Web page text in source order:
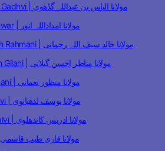
Maulana Ilyas Abdullah Gadhvi | مولانا الیاس بن عبداللہ گڈھوی
Maulana Imdadullah Anwar | مولانا امداداللہ انور
Maulana Khalid Saifullah Rahmani | مولانا خالد سیف اللہ رحمانی
Maulana Manazir Ahsan Gilani | مولانا مناظر احسن گیلانی
Maulana Manzoor Nomani | مولانا منظور نعمانی
Maulana Yusuf Ludhianvi | مولانا یوسف لدھیانوی
Maulana Idrees Kandhalvi | مولانا ادریس کاندھلوی
Maulana Qari Tayyab | مولانا قاری طیب قاسمی